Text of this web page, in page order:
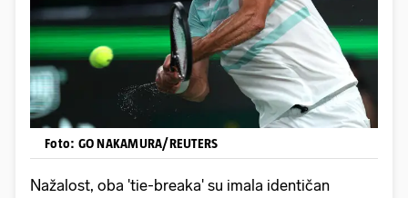
Foto: GO NAKAMURA/REUTERS
Nažalost, oba 'tie-breaka' su imala identičan